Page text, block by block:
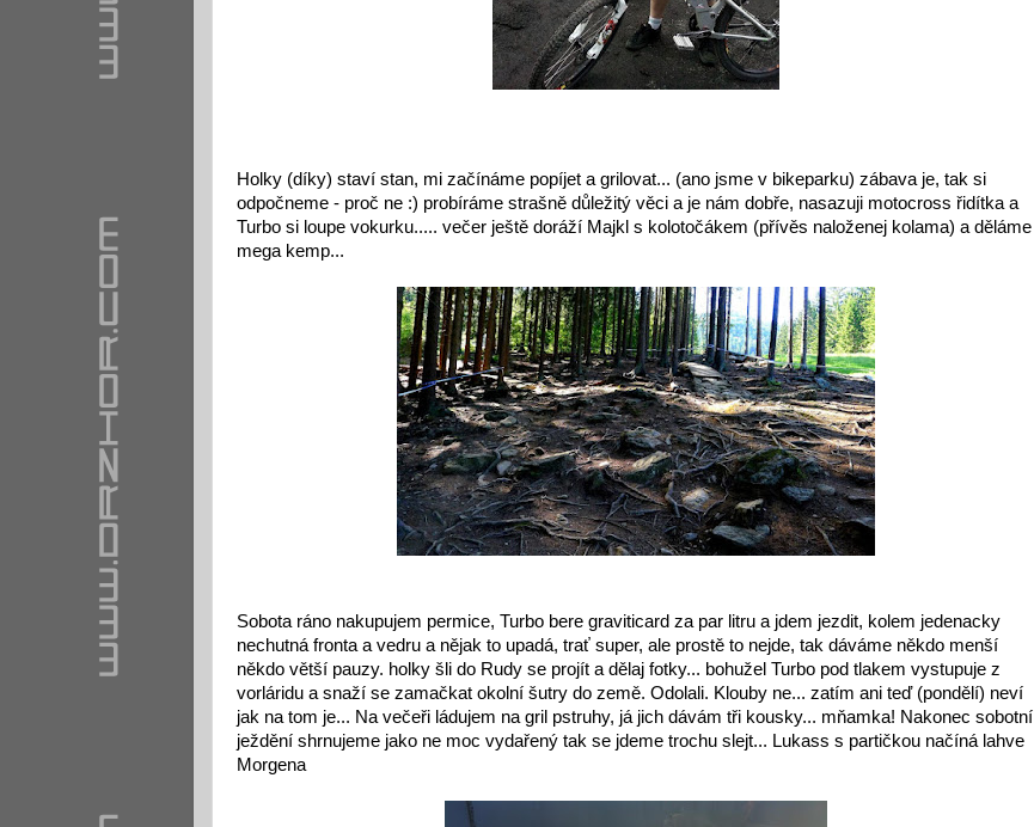
Holky (díky) staví stan, mi začínáme popíjet a grilovat... (ano jsme v bikeparku) zábava je, tak si
odpočneme - proč ne :) probíráme strašně důležitý věci a je nám dobře, nasazuji motocross řidítka a
Turbo si loupe vokurku..... večer ještě doráží Majkl s kolotočákem (přívěs naloženej kolama) a děláme
mega kemp...
Sobota ráno nakupujem permice, Turbo bere graviticard za par litru a jdem jezdit, kolem jedenacky
nechutná fronta a vedru a nějak to upadá, trať super, ale prostě to nejde, tak dáváme někdo menší
někdo větší pauzy. holky šli do Rudy se projít a dělaj fotky... bohužel Turbo pod tlakem vystupuje z
vorláridu a snaží se zamačkat okolní šutry do země. Odolali. Klouby ne... zatím ani teď (pondělí) neví
jak na tom je... Na večeři ládujem na gril pstruhy, já jich dávám tři kousky... mňamka! Nakonec sobotní
ježdění shrnujeme jako ne moc vydařený tak se jdeme trochu slejt... Lukass s partičkou načíná lahve
Morgena